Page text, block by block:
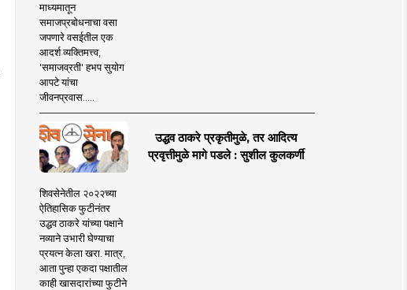
माध्यमातून
समाजप्रबोधनाचा वसा
जपणारे वसईतील एक
आदर्श व्यक्तिमत्त्व,
'समाजव्रती' हभप सुयोग
आपटे यांचा
जीवनप्रवास.....
उद्धव ठाकरे प्रकृतीमुळे, तर आदित्य
प्रवृत्तीमुळे मागे पडले : सुशील कुलकर्णी
शिवसेनेतील २०२२च्या
ऐतिहासिक फुटीनंतर
उद्धव ठाकरे यांच्या पक्षाने
नव्याने उभारी घेण्याचा
प्रयत्न केला खरा. मात्र,
आता पुन्हा एकदा पक्षातील
काही खासदारांच्या फुटीने